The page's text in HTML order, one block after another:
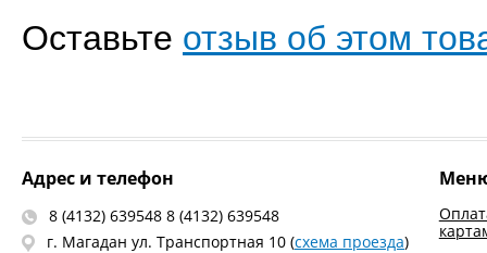
Оставьте отзыв об этом
Адрес и телефон
8 (4132) 639548 8 (4132) 639548
г. Магадан ул. Транспортная 10 (схема проезда)